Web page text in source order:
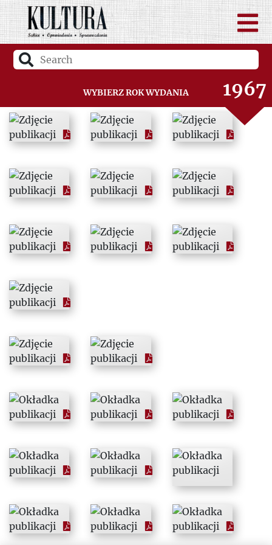
Wybierz rok wydania
1965
1966
1967
1968
1970
1971
1972
1976
1977
1978
1979
1980